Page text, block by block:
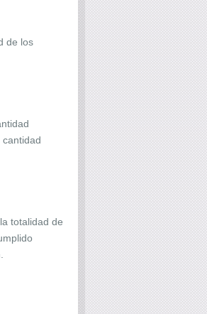
de los
totalidad de